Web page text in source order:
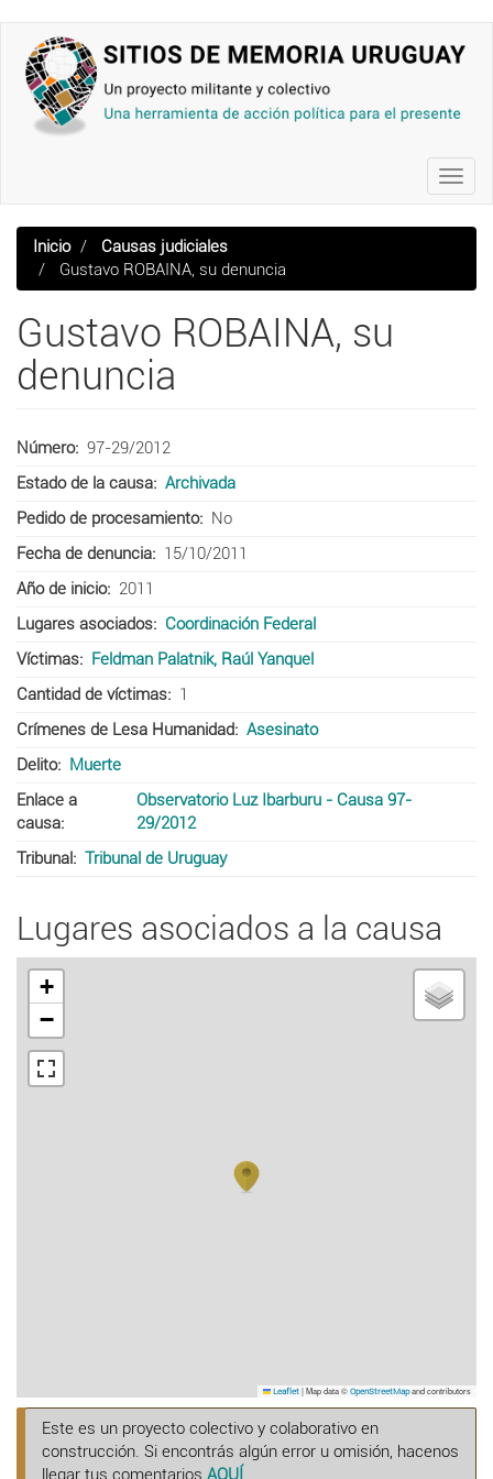
contenido
principal
Inicio
Causas judiciales
Gustavo ROBAINA, su denuncia
Gustavo ROBAINA, su
denuncia
Número
97-29/2012
Estado de la causa
Archivada
Pedido de procesamiento
No
Fecha de denuncia
15/10/2011
Año de inicio
2011
Lugares asociados
Coordinación Federal
Víctimas
Feldman Palatnik, Raúl Yanquel
Cantidad de víctimas
1
Crímenes de Lesa Humanidad
Asesinato
Delito
Muerte
Enlace a
causa
Observatorio Luz Ibarburu - Causa 97-
29/2012
Tribunal
Tribunal de Uruguay
Lugares asociados a la causa
+
−
Leaflet |Map data © OpenStreetMapand contributors
Este es un proyecto colectivo y colaborativo en
construcción. Si encontrás algún error u omisión, hacenos
llegar tus comentarios AQUÍ